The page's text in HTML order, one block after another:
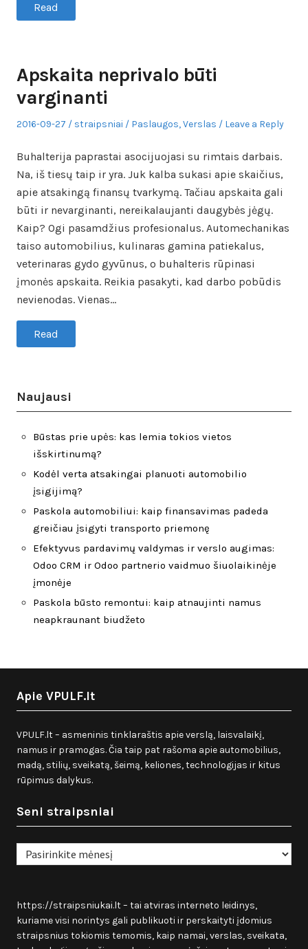
Read
Apskaita neprivalo būti
varginanti
Posted
2016-09-27 Author
straipsniai
Posted
Paslaugos,Verslas Leave a Reply
Buhalterija paprastai asocijuojasi su rimtais darbais.
Na, iš tiesų taip ir yra. Juk kalba sukasi apie skaičius,
apie atsakingą finansų tvarkymą. Tačiau apskaita gali
būti ir nevarginanti, nereikalaujanti daugybės jėgų.
Kaip? Ogi pasamdžius profesionalus. Automechanikas
taiso automobilius, kulinaras gamina patiekalus,
veterinaras gydo gyvūnus, o buhalteris rūpinasi
įmonės apskaita. Reikia pasakyti, kad darbo pobūdis
nevienodas. Vienas…
Read
Naujausi
Būstas prie upės: kas lemia tokios vietos
išskirtinumą?
Kodėl verta atsakingai planuoti automobilio
įsigijimą?
Paskola automobiliui: kaip finansavimas padeda
greičiau įsigyti transporto priemonę
Efektyvus pardavimų valdymas ir verslo augimas:
Odoo CRM ir Odoo partnerio vaidmuo šiuolaikinėje
įmonėje
Paskola būsto remontui: kaip atnaujinti namus
neapkraunant biudžeto
Apie VPULF.lt
VPULF.lt – asmeninis tinklaraštis apie verslą, laisvalaikį,
namus ir pramogas. Čia taip pat rašoma apie automobilius,
madą, stilių, sveikatą, šeimą, keliones, technologijas ir kitus
rūpimus dalykus.
Seni straipsniai
Seni
straipsniai
https://straipsniukai.lt– tai atviras interneto leidinys,
kuriame visi norintys gali publikuoti ir perskaityti įdomius
straipsnius tokiomis temomis, kaip namai, verslas, sveikata,